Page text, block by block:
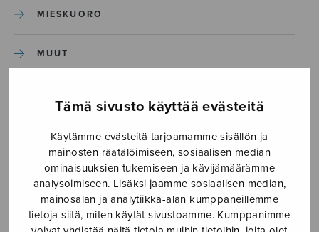
Tämä sivusto käyttää evästeitä
Käytämme evästeitä tarjoamamme sisällön ja
mainosten räätälöimiseen, sosiaalisen median
ominaisuuksien tukemiseen ja kävijämäärämme
analysoimiseen. Lisäksi jaamme sosiaalisen median,
mainosalan ja analytiikka-alan kumppaneillemme
tietoja siitä, miten käytät sivustoamme. Kumppanimme
MIESKUORO
MUUT
SEKAKUORO
SOITINKOULUT JA OPPAAT
SOITINMUSIIKKI